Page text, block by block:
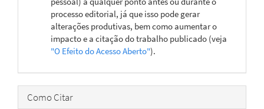
processo editorial, já que isso pode gerar
alterações produtivas, bem como aumentar o
impacto e a citação do trabalho publicado (veja
"O Efeito do Acesso Aberto").
Como Citar